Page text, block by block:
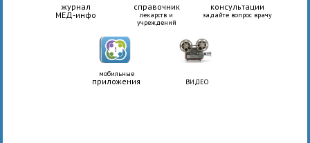
журнал
МЕД-инфо
справочник
лекарств и
учреждений
консультации
задайте вопрос врачу
мобильные
приложения ВИДЕО